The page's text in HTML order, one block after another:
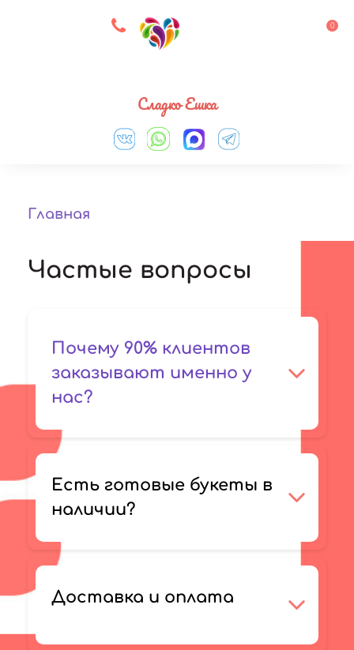
8 927 083 33 05 0
Сладко Ешка
Главная
Частые вопросы
Почему 90% клиентов
заказывают именно у
нас?
Есть готовые букеты в
наличии?
Доставка и оплата